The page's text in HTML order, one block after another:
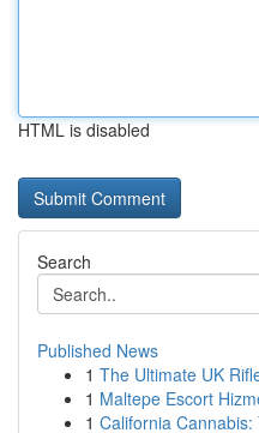
HTML is disabled
Search
Published News
1 The Ultimate UK
1 Maltepe Escort
1 California